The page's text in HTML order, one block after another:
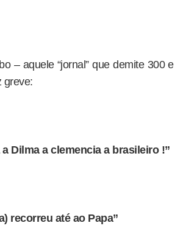
– aquele “jornal” que demite 300 e
greve:
Dilma a clemencia a brasileiro !”
recorreu até ao Papa”